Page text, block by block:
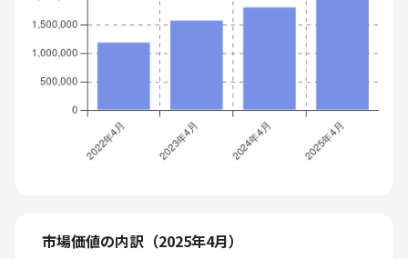
市場価値の内訳（2025年4月）